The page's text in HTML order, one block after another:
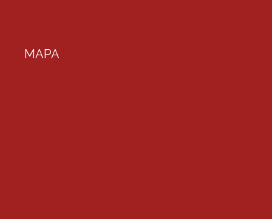
MAPA